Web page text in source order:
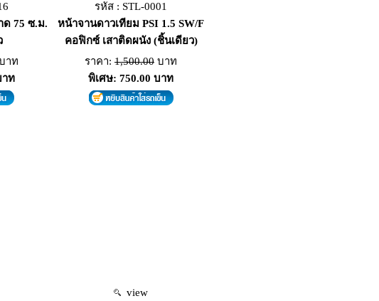
ด 75 ซ.ม.
าท
าท
รหัส : STL-0001
หน้าจานดาวเทียม PSI 1.5 SW/F
คอฟิกซ์ เสาติดผนัง (ชิ้นเดียว)
ราคา: 1,500.00 บาท
พิเศษ: 750.00 บาท
view